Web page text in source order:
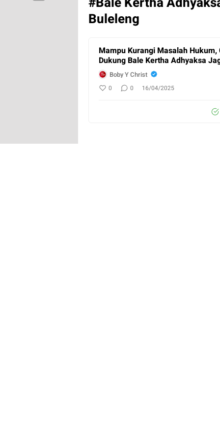
Buleleng
Mampu Kurangi Masalah
Dukung Bale Kertha Adhyaksa
Boby Y Christ
0 0 16/04/2025